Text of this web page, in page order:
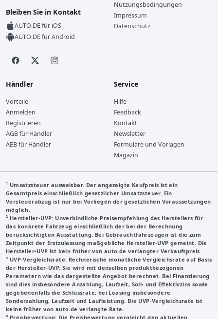
Bleiben Sie in Kontakt
AUTO.DE für iOS
AUTO.DE für Android
Nutzungsbedingungen
Impressum
Datenschutz
Händler
Vorteile
Anmelden
Registrieren
AGB für Händler
AEB für Händler
Service
Hilfe
Feedback
Kontakt
Newsletter
Formulare und Vorlagen
Magazin
¹ Umsatzsteuer ausweisbar. Der angezeigte Kaufpreis ist ein
Gesamtpreis einschließlich gesetzlicher Umsatzsteuer. Ein
Vorsteuerabzug ist nur bei Vorliegen der gesetzlichen Voraussetzungen
möglich.
² Hersteller-UVP: Unverbindliche Preisempfehlung des Herstellers für
das konkrete Fahrzeug einschließlich der bei der Berechnung
berücksichtigten Ausstattung. Bei Gebrauchtfahrzeugen ist die zum
Zeitpunkt der Erstzulassung maßgebliche Hersteller-UVP gemeint. Die
Hersteller-UVP ist kein früher von auto.de verlangter Verkaufspreis.
³ UVP-Vergleichsrate: Rechnerische monatliche Vergleichsrate auf Basis
der Hersteller-UVP. Sie wird mit denselben produktbezogenen
Parametern wie das dargestellte Angebot berechnet. Bei Finanzierung
sind dies insbesondere Anzahlung, Laufzeit, Soll- und Effektivzins sowie
gegebenenfalls die Schlussrate; bei Leasing insbesondere
Sonderzahlung, Laufzeit und Laufleistung. Die UVP-Vergleichsrate ist
keine früher von auto.de verlangte Rate.
⁴ Preisbewertung: Die Preisbewertung vergleicht den aktuellen